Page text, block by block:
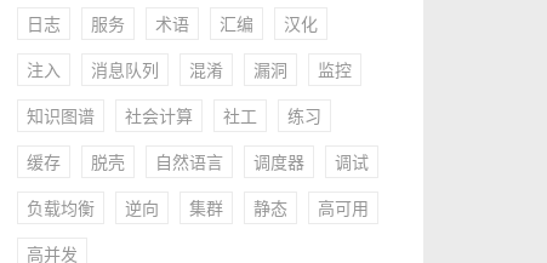
日志
服务 术语 汇编
汉化
注入
消息队列 混淆 漏洞
监控
知识图谱
社会计算 社工
练习
缓存
脱壳 自然语言 调度器
调试
负载均衡
逆向 集群 静态
高可用
高并发